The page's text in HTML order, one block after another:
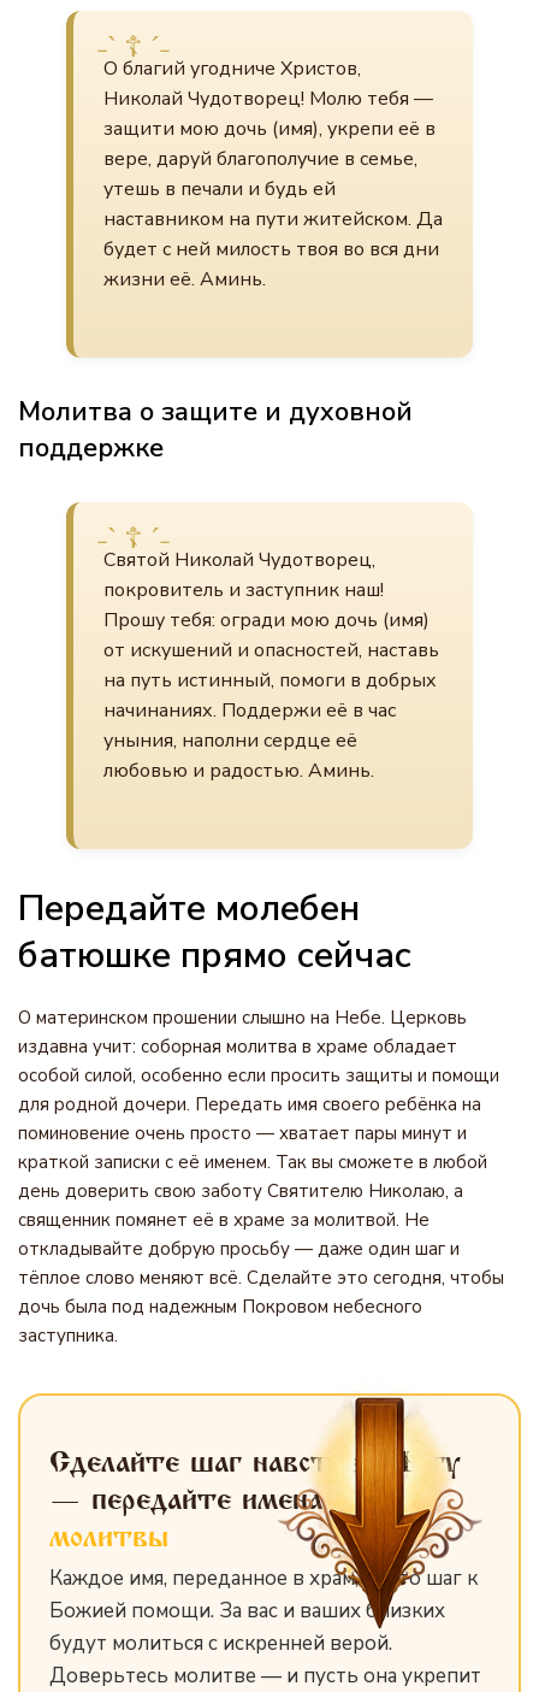
О благий угодниче Христов,
Николай Чудотворец! Молю тебя —
защити мою дочь (имя), укрепи её в
вере, даруй благополучие в семье,
утешь в печали и будь ей
наставником на пути житейском. Да
будет с ней милость твоя во вся дни
жизни её. Аминь.
Молитва о защите и духовной
поддержке
Святой Николай Чудотворец,
покровитель и заступник наш!
Прошу тебя: огради мою дочь (имя)
от искушений и опасностей, наставь
на путь истинный, помоги в добрых
начинаниях. Поддержи её в час
уныния, наполни сердце её
любовью и радостью. Аминь.
Передайте молебен
батюшке прямо сейчас
О материнском прошении слышно на Небе. Церковь
издавна учит: соборная молитва в храме обладает
особой силой, особенно если просить защиты и помощи
для родной дочери. Передать имя своего ребёнка на
поминовение очень просто — хватает пары минут и
краткой записки с её именем. Так вы сможете в любой
день доверить свою заботу Святителю Николаю, а
священник помянет её в храме за молитвой. Не
откладывайте добрую просьбу — даже один шаг и
тёплое слово меняют всё. Сделайте это сегодня, чтобы
дочь была под надежным Покровом небесного
заступника.
Сделайте шаг навстречу Богу
— передайте именадля
молитвы
Каждое имя, переданное в храм, — это шаг к
Божией помощи. За вас и ваших близких
будут молиться с искренней верой.
Доверьтесь молитве — и пусть она укрепит